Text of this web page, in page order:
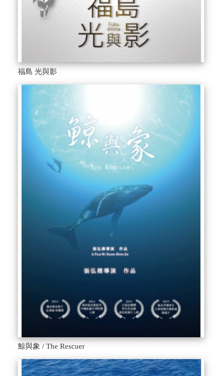
福島 光與影
鯨與象 / The Rescuer